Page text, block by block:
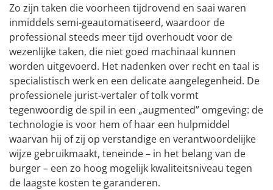
Zo zijn taken die voorheen tijdrovend en saai waren
inmiddels semi-geautomatiseerd, waardoor de
professional steeds meer tijd overhoudt voor de
wezenlijke taken, die niet goed machinaal kunnen
worden uitgevoerd. Het nadenken over recht en taal is
specialistisch werk en een delicate aangelegenheid. De
professionele jurist-vertaler of tolk vormt
tegenwoordig de spil in een „augmented” omgeving: de
technologie is voor hem of haar een hulpmiddel
waarvan hij of zij op verstandige en verantwoordelijke
wijze gebruikmaakt, teneinde – in het belang van de
burger – een zo hoog mogelijk kwaliteitsniveau tegen
de laagste kosten te garanderen.